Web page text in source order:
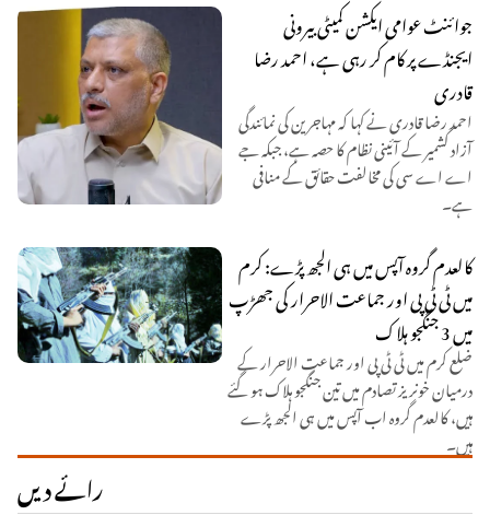
جوائنٹ عوامی ایکشن کمیٹی بیرونی
ایجنڈے پر کام کر رہی ہے، احمد رضا
قادری
احمد رضا قادری نے کہا کہ مہاجرین کی نمائندگی
آزاد کشمیر کے آئینی نظام کا حصہ ہے، جبکہ جے
اے اے سی کی مخالفت حقائق کے منافی
ہے۔
کالعدم گروہ آپس میں ہی الجھ پڑے: کرم
میں ٹی ٹی پی اور جماعت الاحرار کی جھڑپ
میں 3 جنگجو ہلاک
ضلع کرم میں ٹی ٹی پی اور جماعت الاحرار کے
درمیان خونریز تصادم میں تین جنگجو ہلاک ہو گئے
ہیں، کالعدم گروہ اب آپس میں ہی الجھ پڑے
ہیں۔
رائے دیں